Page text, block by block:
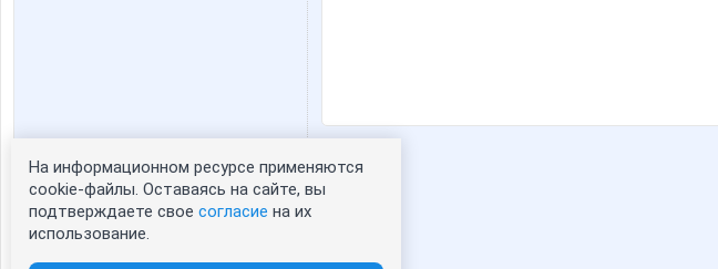
Статистика портрета:
сейчас просматривают портрет - 0
зарегистрированные пользователи
На информационном ресурсе применяются
cookie-файлы. Оставаясь на сайте, вы
подтверждаете свое согласие на их
использование.